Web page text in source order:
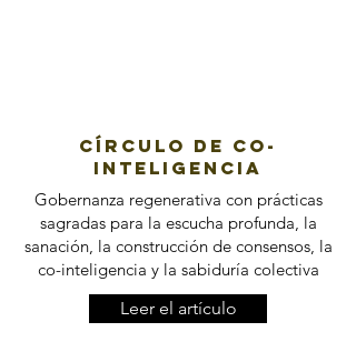
Círculo de co-
inteligencia
Gobernanza regenerativa con prácticas
sagradas para la escucha profunda, la
sanación, la construcción de consensos, la
co-inteligencia y la sabiduría colectiva
Leer el artículo